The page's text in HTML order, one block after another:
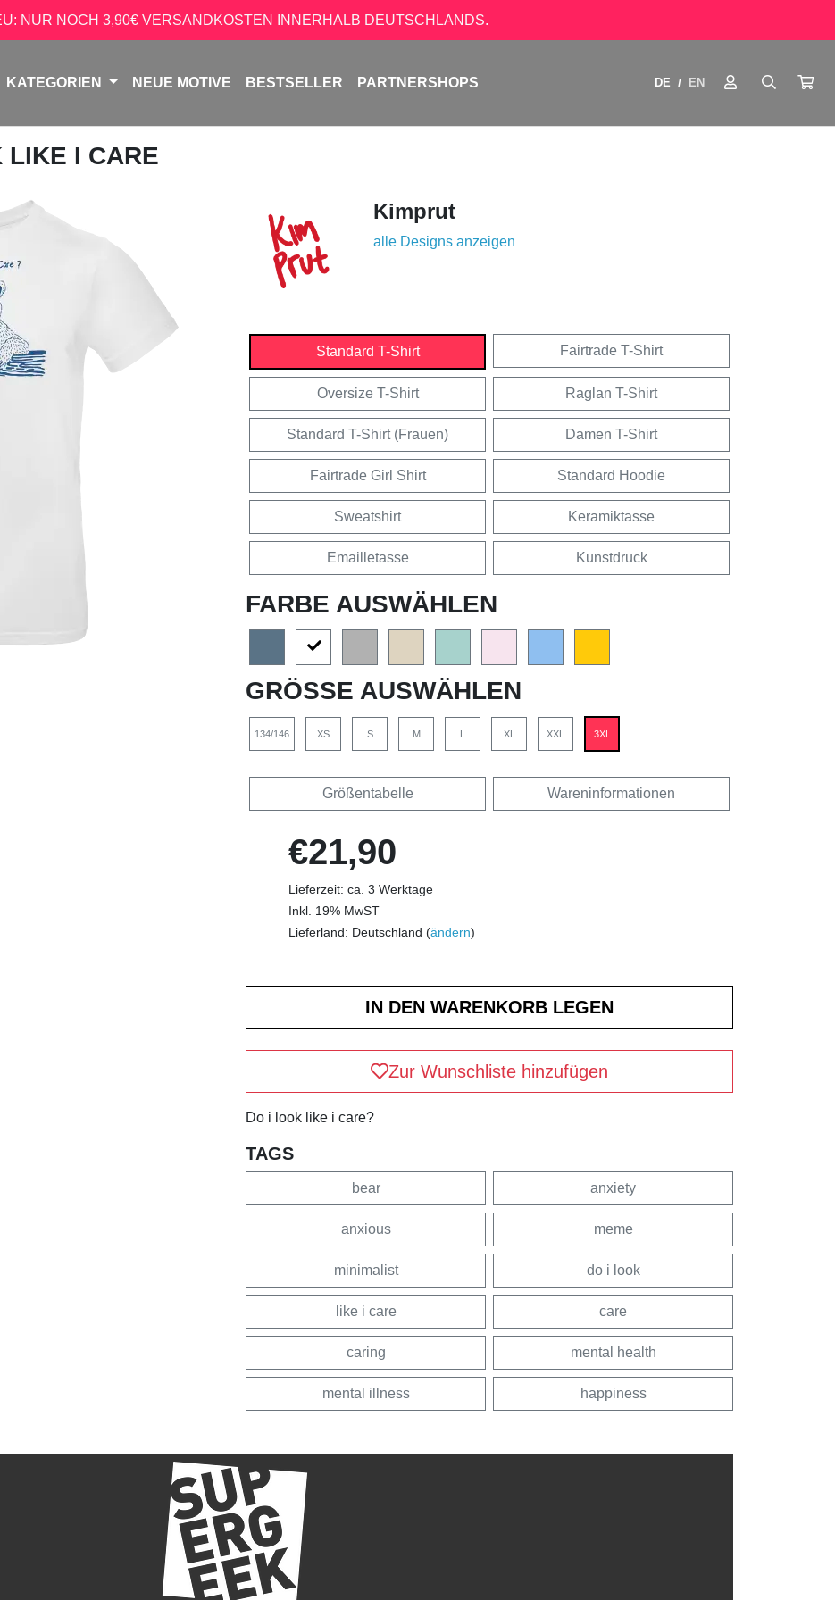
NUR NOCH 3,90€ VERSANDKOSTEN INNERHALB DEUTSCHLANDS.
KATEGORIEN NEUE MOTIVE BESTSELLER PARTNERSHOPS DE / EN
LIKE I CARE
Kimprut
alle Designs anzeigen
Standard T-Shirt Fairtrade T-Shirt
Oversize T-Shirt Raglan T-Shirt
Standard T-Shirt (Frauen) Damen T-Shirt
Fairtrade Girl Shirt Standard Hoodie
Sweatshirt Keramiktasse
Emailletasse Kunstdruck
FARBE AUSWÄHLEN
GRÖSSE AUSWÄHLEN
134/146 XS S M L XL XXL 3XL
Größentabelle Wareninformationen
€21,90
Lieferzeit: ca. 3 Werktage
Inkl. 19% MwST
Lieferland: Deutschland (ändern)
Zur Wunschliste hinzufügen
Do i look like i care?
TAGS
bear anxiety
anxious meme
minimalist do i look
like i care care
caring mental health
mental illness happiness